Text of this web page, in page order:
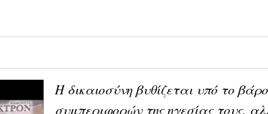
Η δικαιοσύνη βυθίζεται υπό το
συμπεριφορών της ηγεσίας τους,